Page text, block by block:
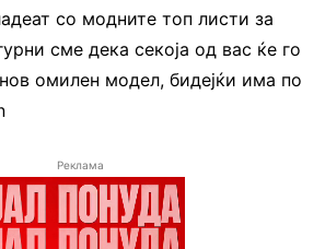
со модните топ листи за
сме дека секоја од вас ќе го
нов омилен модел, бидејќи има по
Реклама